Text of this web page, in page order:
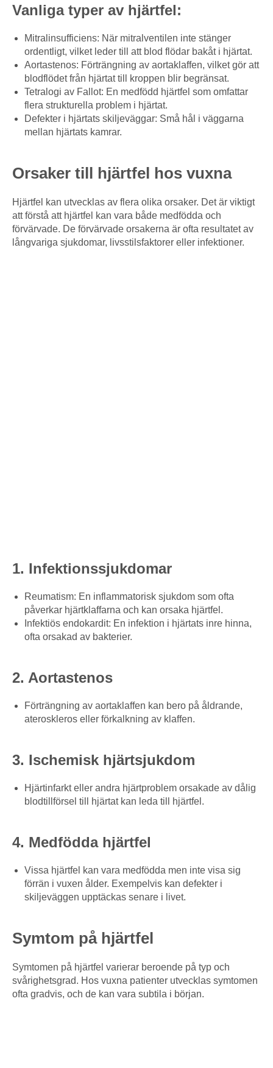
Vanliga typer av hjärtfel:
Mitralinsufficiens: När mitralventilen inte stänger
ordentligt, vilket leder till att blod flödar bakåt i hjärtat.
Aortastenos: Förträngning av aortaklaffen, vilket gör att
blodflödet från hjärtat till kroppen blir begränsat.
Tetralogi av Fallot: En medfödd hjärtfel som omfattar
flera strukturella problem i hjärtat.
Defekter i hjärtats skiljeväggar: Små hål i väggarna
mellan hjärtats kamrar.
Orsaker till hjärtfel hos vuxna
Hjärtfel kan utvecklas av flera olika orsaker. Det är viktigt
att förstå att hjärtfel kan vara både medfödda och
förvärvade. De förvärvade orsakerna är ofta resultatet av
långvariga sjukdomar, livsstilsfaktorer eller infektioner.
1. Infektionssjukdomar
Reumatism: En inflammatorisk sjukdom som ofta
påverkar hjärtklaffarna och kan orsaka hjärtfel.
Infektiös endokardit: En infektion i hjärtats inre hinna,
ofta orsakad av bakterier.
2. Aortastenos
Förträngning av aortaklaffen kan bero på åldrande,
ateroskleros eller förkalkning av klaffen.
3. Ischemisk hjärtsjukdom
Hjärtinfarkt eller andra hjärtproblem orsakade av dålig
blodtillförsel till hjärtat kan leda till hjärtfel.
4. Medfödda hjärtfel
Vissa hjärtfel kan vara medfödda men inte visa sig
förrän i vuxen ålder. Exempelvis kan defekter i
skiljeväggen upptäckas senare i livet.
Symtom på hjärtfel
Symtomen på hjärtfel varierar beroende på typ och
svårighetsgrad. Hos vuxna patienter utvecklas symtomen
ofta gradvis, och de kan vara subtila i början.